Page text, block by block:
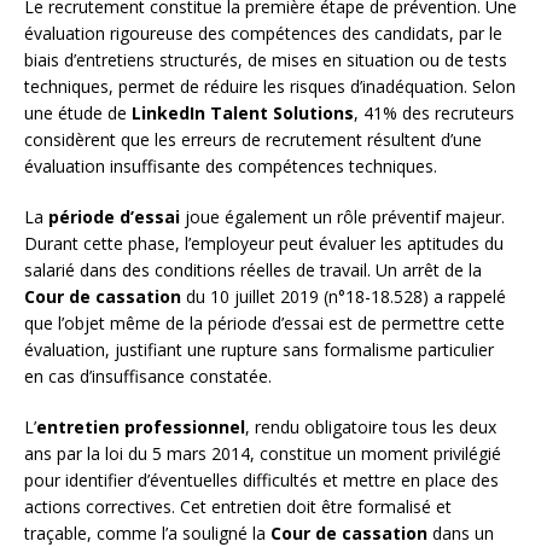
Le recrutement constitue la première étape de prévention. Une
évaluation rigoureuse des compétences des candidats, par le
biais d’entretiens structurés, de mises en situation ou de tests
techniques, permet de réduire les risques d’inadéquation. Selon
une étude de LinkedIn Talent Solutions, 41% des recruteurs
considèrent que les erreurs de recrutement résultent d’une
évaluation insuffisante des compétences techniques.
La période d’essai joue également un rôle préventif majeur.
Durant cette phase, l’employeur peut évaluer les aptitudes du
salarié dans des conditions réelles de travail. Un arrêt de la
Cour de cassation du 10 juillet 2019 (n°18-18.528) a rappelé
que l’objet même de la période d’essai est de permettre cette
évaluation, justifiant une rupture sans formalisme particulier
en cas d’insuffisance constatée.
L’entretien professionnel, rendu obligatoire tous les deux
ans par la loi du 5 mars 2014, constitue un moment privilégié
pour identifier d’éventuelles difficultés et mettre en place des
actions correctives. Cet entretien doit être formalisé et
traçable, comme l’a souligné la Cour de cassation dans un